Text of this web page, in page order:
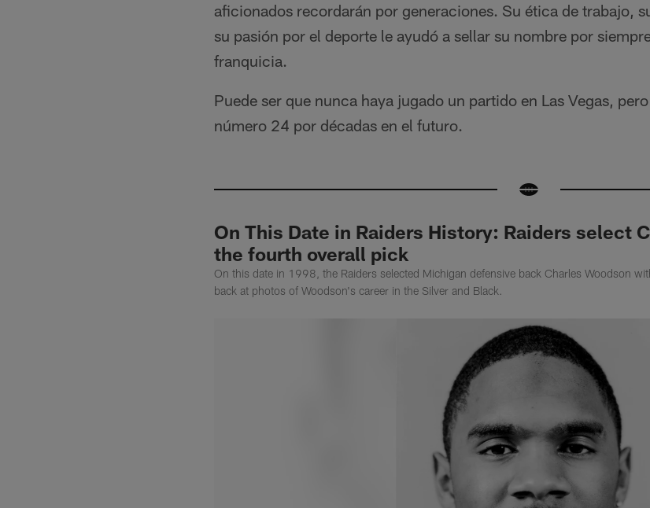
aficionados recordarán por generaciones. Su ética de trabajo,
su pasión por el deporte le ayudó a sellar su nombre por
franquicia.
Puede ser que nunca haya jugado un partido en Las Vegas,
número 24 por décadas en el futuro.
On This Date in Raiders History: Raiders select
the fourth overall pick
On this date in 1998, the Raiders selected Michigan defensive back Charles Woodson
back at photos of Woodson's career in the Silver and Black.